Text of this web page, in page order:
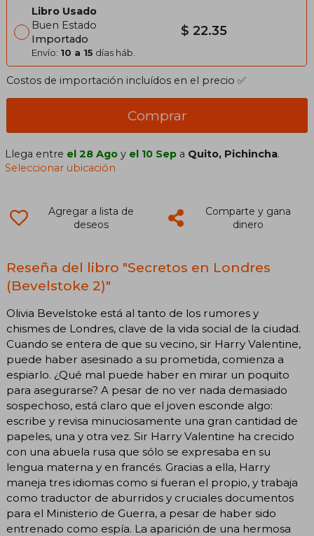
Libro Usado
Buen Estado
Importado
Envío: 10 a 15 días háb.
$ 22.35
Costos de importación incluídos en el precio ✅
Comprar
Llega entre el 28 Ago y el 10 Sep a Quito, Pichincha.
Seleccionar ubicación
Agregar a lista de
deseos
Comparte y gana
dinero
Reseña del libro "Secretos en Londres
(Bevelstoke 2)"
Olivia Bevelstoke está al tanto de los rumores y
chismes de Londres, clave de la vida social de la ciudad.
Cuando se entera de que su vecino, sir Harry Valentine,
puede haber asesinado a su prometida, comienza a
espiarlo. ¿Qué mal puede haber en mirar un poquito
para asegurarse? A pesar de no ver nada demasiado
sospechoso, está claro que el joven esconde algo:
escribe y revisa minuciosamente una gran cantidad de
papeles, una y otra vez. Sir Harry Valentine ha crecido
con una abuela rusa que sólo se expresaba en su
lengua materna y en francés. Gracias a ella, Harry
maneja tres idiomas como si fueran el propio, y trabaja
como traductor de aburridos y cruciales documentos
para el Ministerio de Guerra, a pesar de haber sido
entrenado como espía. La aparición de una hermosa